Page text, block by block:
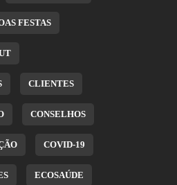
FESTAS
CLIENTES
CONSELHOS
COVID-19
ECOSAÚDE